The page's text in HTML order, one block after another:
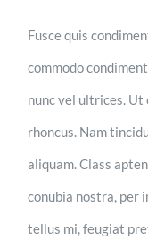
Fusce quis
commodo
nunc vel ultrices. Ut
rhoncus. Nam
aliquam. Class
conubia nostra, per
tellus mi, feugiat